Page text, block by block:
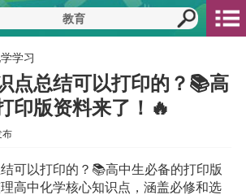
学习
点总结可以打印的？📚高
印版资料来了！🔥
布
可以打印的？📚高中生必备的打印版
高中化学核心知识点，涵盖必修和选